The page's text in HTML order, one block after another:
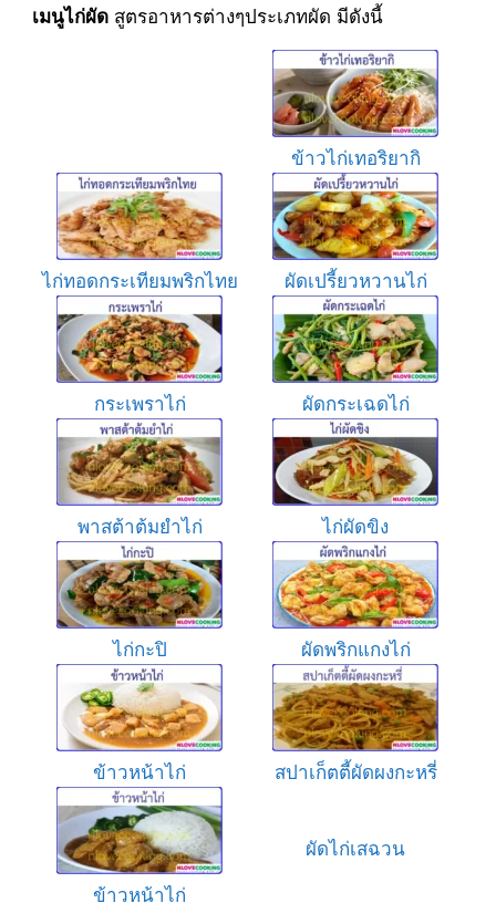
เมนูไก่ผัดสูตรอาหารต่างๆประเภทผัด มีดังนี้
ข้าวไก่เทอริยากิ
ไก่ทอดกระเทียมพริกไทย ผัดเปรี้ยวหวานไก่
กระเพราไก่ ผัดกระเฉดไก่
พาสต้าต้มยำไก่ ไก่ผัดขิง
ไก่กะปิ ผัดพริกแกงไก่
ข้าวหน้าไก่ สปาเก็ตตี้ผัดผงกะหรี่
ข้าวหน้าไก่
ผัดไก่เสฉวน